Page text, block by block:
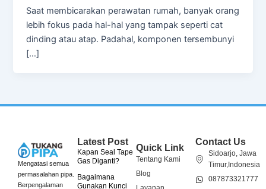
Saat membicarakan perawatan rumah, banyak orang
lebih fokus pada hal-hal yang tampak seperti cat
dinding atau atap. Padahal, komponen tersembunyi
[…]
Mengatasi semua
permasalahan pipa.
Berpengalaman
Latest Post
Kapan Seal Tape
Gas Diganti?
Bagaimana
Gunakan Kunci
Quick Link
Tentang Kami
Blog
Contact Us
Sidoarjo, Jawa
Timur,Indonesia
087873321777